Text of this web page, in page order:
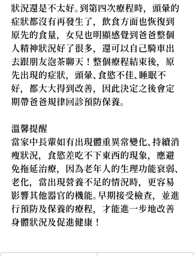
狀況還是不太好。到第四次療程時，頭暈的
症狀都沒有再發生了，飲食方面也恢復到
原先的食量，女兒也明顯感覺到爸爸整個
人精神狀況好了很多，還可以自己騎車出
去跟朋友泡茶聊天！整個療程結束後，原
先出現的症狀，頭暈、食慾不佳、睡眠不
好，都大大得到改善，因此決定之後會定
期帶爸爸規律回診預防保養。
溫馨提醒
當家中長輩如有出現體重異常變化、持續消
瘦狀況，食慾差吃不下東西的現象，應避
免拖延治療，因為老年人的生理功能衰弱、
老化，當出現營養不足的情況時，更容易
影響其他器官的機能。早期接受檢查，並進
行預防及保養的療程，才能進一步地改善
身體狀況及促進健康！